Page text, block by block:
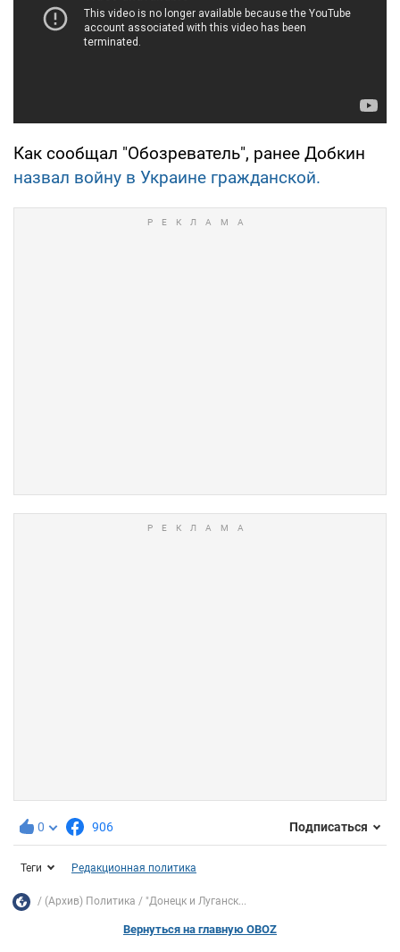
Как сообщал "Обозреватель", ранее Добкин
назвал войну в Украине гражданской.
0 906 Подписаться
Теги Редакционная политика
(Архив) Политика "Донецк и Луганск...
Вернуться на главную OBOZ